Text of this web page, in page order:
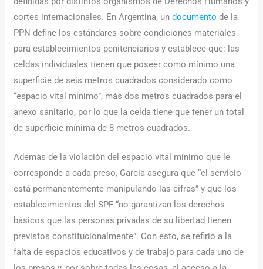
cortes internacionales. En Argentina, undocumento de la
PPN define los estándares sobre condiciones materiales
para establecimientos penitenciarios y establece que: las
celdas individuales tienen que poseer como mínimo una
superficie de seis metros cuadrados considerado como
“espacio vital mínimo”, más dos metros cuadrados para el
anexo sanitario, por lo que la celda tiene que tener un total
de superficie mínima de 8 metros cuadrados.
Además de la violación del espacio vital mínimo que le
corresponde a cada preso, Garcia asegura que “el servicio
está permanentemente manipulando las cifras” y que los
establecimientos del SPF “no garantizan los derechos
básicos que las personas privadas de su libertad tienen
previstos constitucionalmente”. Con esto, se refirió a la
falta de espacios educativos y de trabajo para cada uno de